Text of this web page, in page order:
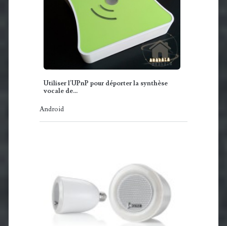
Utiliser l'UPnP pour déporter la synthèse
vocale de…
Android